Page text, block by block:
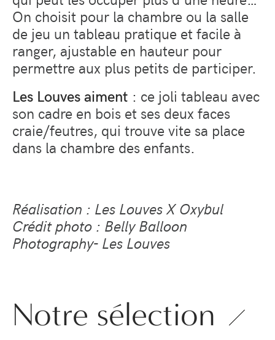
On choisit pour la chambre ou la salle
de jeu un tableau pratique et facile à
ranger, ajustable en hauteur pour
permettre aux plus petits de participer.
Les Louves aiment : ce joli tableau avec
son cadre en bois et ses deux faces
craie/feutres, qui trouve vite sa place
dans la chambre des enfants.
Réalisation : Les Louves X Oxybul
Crédit photo : Belly Balloon
Photography- Les Louves
Notre sélection